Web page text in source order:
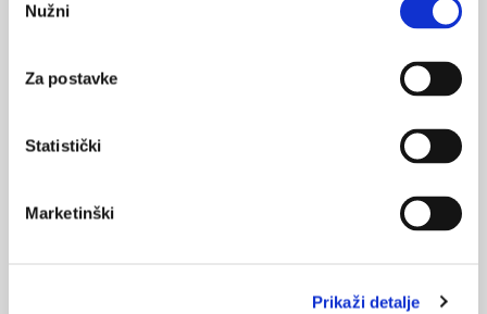
pristanka
Nužni
Za postavke
Statistički
Marketinški
Prikaži detalje